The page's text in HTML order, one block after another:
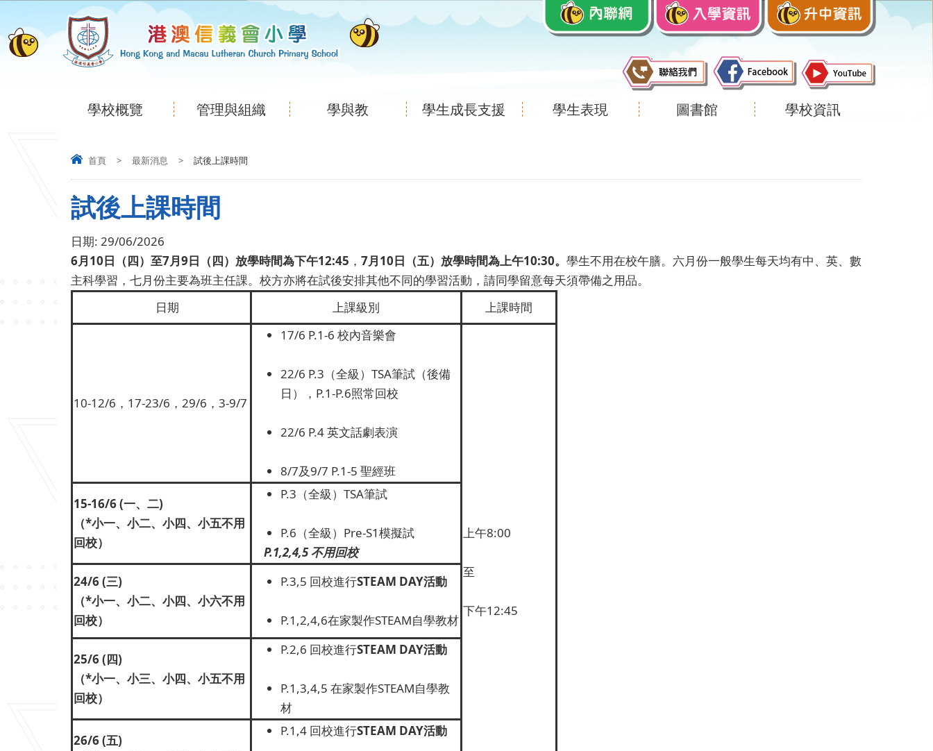
學校概覽 管理與組織 學與教 學生成長支援 學生表現 圖書館 學校資訊
首頁 > 最新消息 > 試後上課時間
試後上課時間
日期: 29/06/2026
6月10日（四）至7月9日（四）放學時間為下午12:45 ， 7月10日（五）放學時間為上午10:30。 學生不用在校午膳。六月份一般學生每天均有中、英、數
主科學習，七月份主要為班主任課。校方亦將在試後安排其他不同的學習活動，請同學留意每天須帶備之用品。
日期
上課級別 上課時間
10-12/6，17-23/6，29/6，3-9/7
17/6 P.1-6 校內音樂會
22/6 P.3（全級）TSA筆試（後備
日），P.1-P.6照常回校
22/6 P.4 英文話劇表演
8/7及9/7 P.1-5 聖經班
上午8:00
至
下午12:45
15-16/6 (一、二)
（*小一、小二、小四、小五不用
回校）
P.3（全級）TSA筆試
P.6（全級）Pre-S1模擬試
P.1,2,4,5不用回校
24/6(三)
（*小一、小二、小四、小六不用
回校）
P.3,5 回校進行STEAM DAY活動
P.1,2,4,6在家製作STEAM自學教材
25/6(四)
（*小一、小三、小四、小五不用
回校）
P.2,6 回校進行STEAM DAY活動
P.1,3,4,5 在家製作STEAM自學教
材
26/6(五)
P.1,4 回校進行STEAM DAY活動